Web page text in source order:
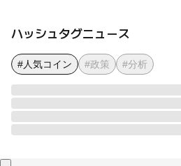
ハッシュタグニュース
#人気コイン #政策 #分析